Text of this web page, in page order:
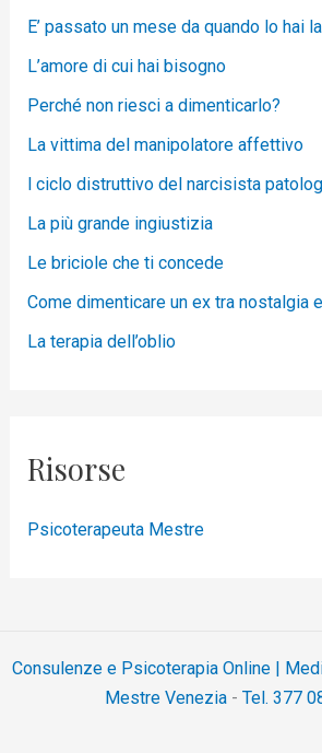
E’ passato un mese da quando lo hai
L’amore di cui hai bisogno
Perché non riesci a dimenticarlo?
La vittima del manipolatore affettivo
l ciclo distruttivo del narcisista
La più grande ingiustizia
Le briciole che ti concede
Come dimenticare un ex tra nostalgia
La terapia dell’oblio
Risorse
Psicoterapeuta Mestre
Consulenze e Psicoterapia Online |
Mestre Venezia - Tel. 377